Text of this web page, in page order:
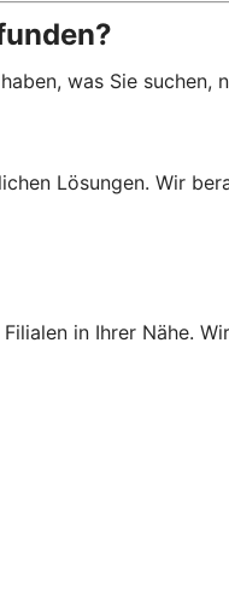
was Sie suchen,
Lösungen. Wir
in Ihrer Nähe.